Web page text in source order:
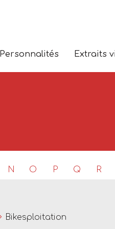
Personnalités Extraits
N O P Q R
Bikesploitation